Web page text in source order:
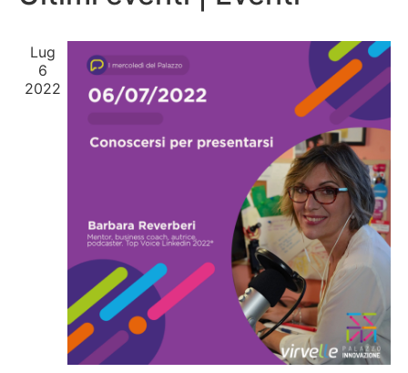
viste
Lug
6
2022